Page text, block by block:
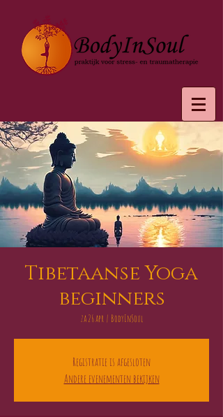
Tibetaanse Yoga
beginners
za 26 apr
  |
BodyInSoul
Registratie is afgesloten
Andere evenementen bekijken